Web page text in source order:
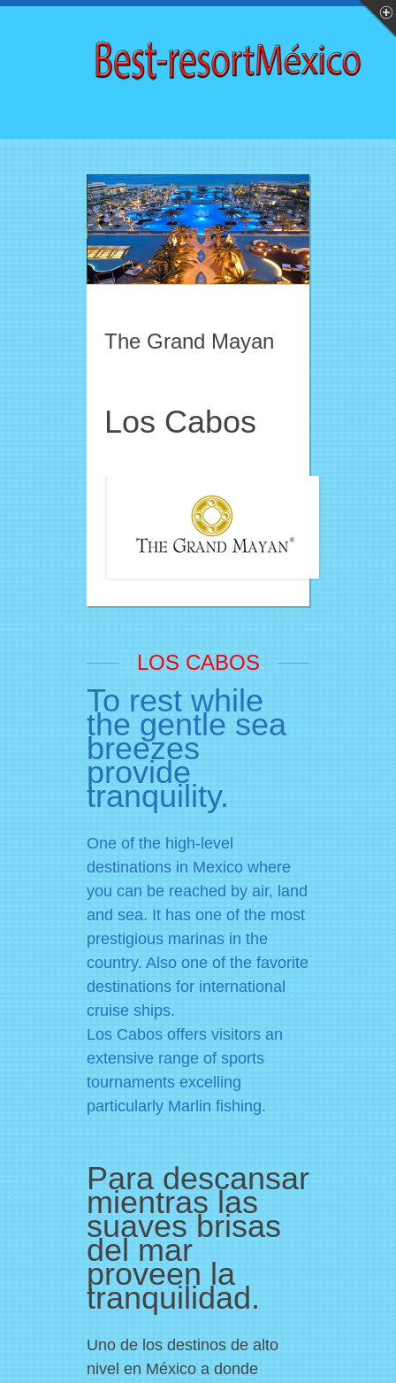
The Grand Mayan
Los Cabos
LOS CABOS
To rest while
the gentle sea
breezes
provide
tranquility.
One of the high-level
destinations in Mexico where
you can be reached by air, land
and sea. It has one of the most
prestigious marinas in the
country. Also one of the favorite
destinations for international
cruise ships.
Los Cabos offers visitors an
extensive range of sports
tournaments excelling
particularly Marlin fishing.
Para descansar
mientras las
suaves brisas
del mar
proveen la
tranquilidad.
Uno de los destinos de alto
nivel en México a donde